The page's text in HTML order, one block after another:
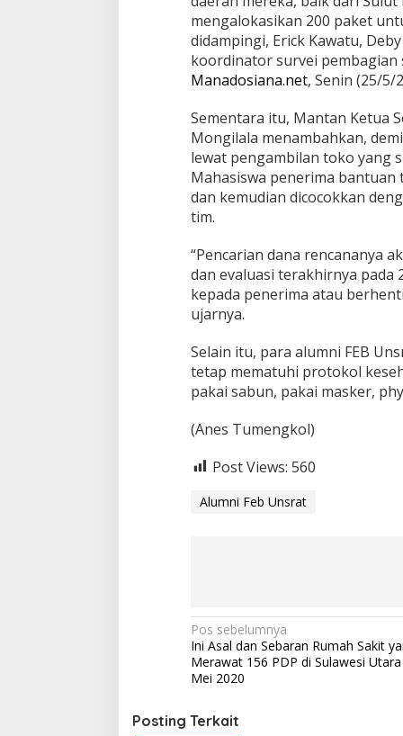
mengalokasikan 200 paket
didampingi, Erick Kawatu,
koordinator survei pembagian
Manadosiana.net, Senin (25/5/
Sementara itu, Mantan Ketua
Mongilala menambahkan,
lewat pengambilan toko yang
Mahasiswa penerima
dan kemudian dicocokkan
tim.
“Pencarian dana rencananya
dan evaluasi terakhirnya pada
kepada penerima atau
ujarnya.
Selain itu, para alumni FEB
tetap mematuhi protokol
pakai sabun, pakai masker,
(Anes Tumengkol)
Post Views: 560
Alumni Feb Unsrat
N
a
v
i
Pos sebelumnya
Ini Asal dan Sebaran Rumah Sakit
Merawat 156 PDP di Sulawesi
Mei 2020
Posting Terkait